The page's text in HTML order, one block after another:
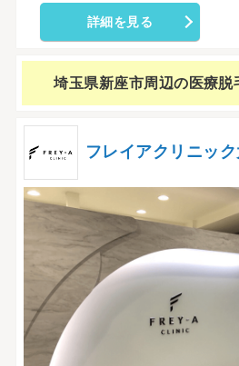
詳細を見る
埼玉県新座市周辺の 医療脱
フレイアクリニッ